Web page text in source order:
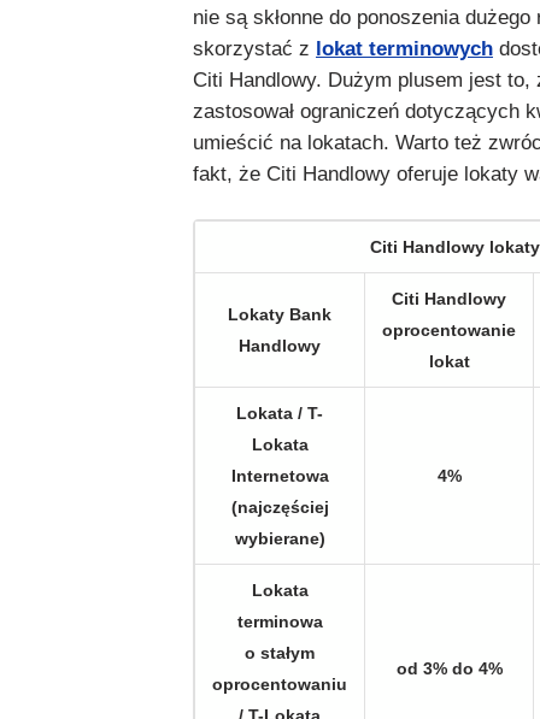
nie są skłonne do ponoszenia
skorzystać z lokat terminowych
Citi Handlowy. Dużym plusem jest to,
zastosował ograniczeń dotyczących
umieścić na lokatach. Warto też
fakt, że Citi Handlowy oferuje lokaty
Citi Handlowy
Lokaty Bank
Handlowy
Citi Handlowy
oprocentowanie
lokat
Lokata / T-
Lokata
Internetowa
(najczęściej
wybierane)
4%
Lokata
terminowa
o stałym
oprocentowaniu
od 3% do 4%